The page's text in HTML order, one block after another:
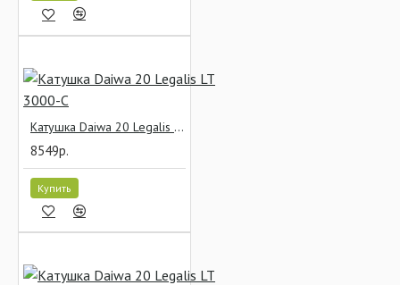
Катушка Daiwa 20 Legalis LT 3000-C
8549р.
Купить